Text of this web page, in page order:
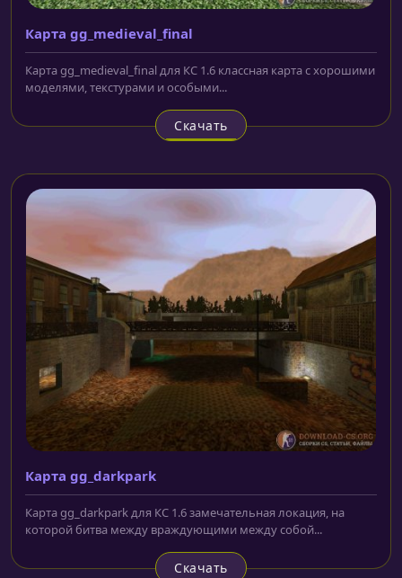
Карта gg_medieval_final
Карта gg_medieval_final для КС 1.6 классная карта с хорошими
моделями, текстурами и особыми...
Скачать
Карта gg_darkpark
Карта gg_darkpark для КС 1.6 замечательная локация, на
которой битва между враждующими между собой...
Скачать